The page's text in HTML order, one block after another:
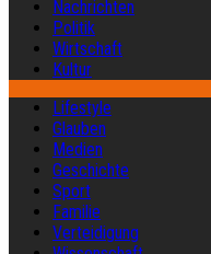
Nachrichten
Politik
Wirtschaft
Kultur
Lifestyle
Glauben
Medien
Geschichte
Sport
Familie
Verteidigung